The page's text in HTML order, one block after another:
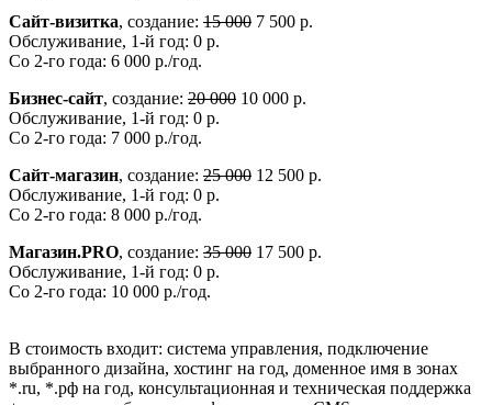
Сайт-визитка, создание: 15 000 7 500 р.
Обслуживание, 1-й год: 0 р.
Со 2-го года: 6 000 р./год.
Бизнес-сайт, создание: 20 000 10 000 р.
Обслуживание, 1-й год: 0 р.
Со 2-го года: 7 000 р./год.
Сайт-магазин, создание: 25 000 12 500 р.
Обслуживание, 1-й год: 0 р.
Со 2-го года: 8 000 р./год.
Магазин.PRO, создание: 35 000 17 500 р.
Обслуживание, 1-й год: 0 р.
Со 2-го года: 10 000 р./год.
В стоимость входит: система управления, подключение
выбранного дизайна, хостинг на год, доменное имя в зонах
*.ru, *.рф на год, консультационная и техническая поддержка